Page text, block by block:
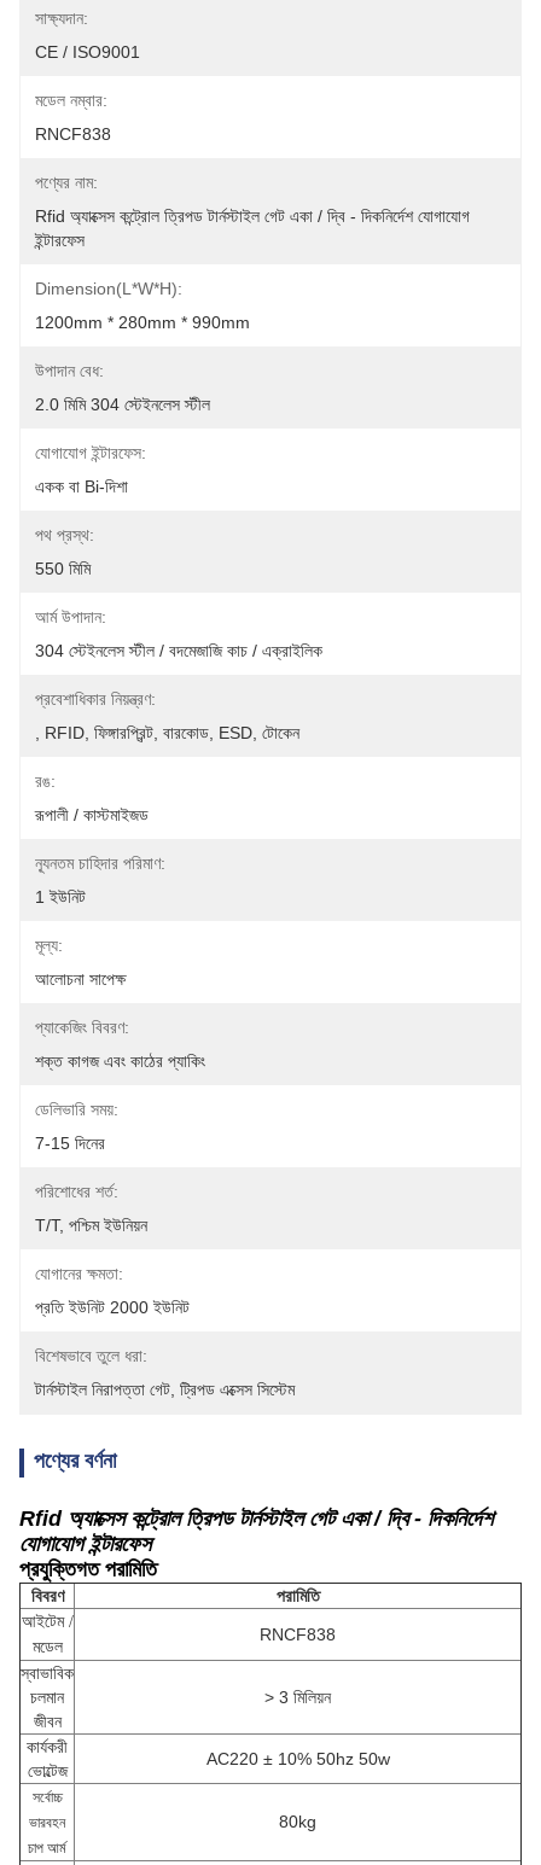
সাক্ষ্যদান:
CE / ISO9001
মডেল নম্বার:
RNCF838
পণ্যের নাম:
Rfid অ্যাক্সেস কন্ট্রোল ত্রিপড টার্নস্টাইল গেট একা / দ্বি - দিকনির্দেশ যোগাযোগ
ইন্টারফেস
Dimension(L*W*H):
1200mm * 280mm * 990mm
উপাদান বেধ:
2.0 মিমি 304 স্টেইনলেস স্টীল
যোগাযোগ ইন্টারফেস:
একক বা Bi-দিশা
পথ প্রস্থ:
550 মিমি
আর্ম উপাদান:
304 স্টেইনলেস স্টীল / বদমেজাজি কাচ / এক্রাইলিক
প্রবেশাধিকার নিয়ন্ত্রণ:
, RFID, ফিঙ্গারপ্রিন্ট, বারকোড, ESD, টোকেন
রঙ:
রূপালী / কাস্টমাইজড
ন্যূনতম চাহিদার পরিমাণ:
1 ইউনিট
মূল্য:
আলোচনা সাপেক্ষ
প্যাকেজিং বিবরণ:
শক্ত কাগজ এবং কাঠের প্যাকিং
ডেলিভারি সময়:
7-15 দিনের
পরিশোধের শর্ত:
T/T, পশ্চিম ইউনিয়ন
যোগানের ক্ষমতা:
প্রতি ইউনিট 2000 ইউনিট
বিশেষভাবে তুলে ধরা:
টার্নস্টাইল নিরাপত্তা গেট ট্রিপড এক্সেস সিস্টেম
পণ্যের বর্ণনা
Rfid অ্যাক্সেস কন্ট্রোল ত্রিপড টার্নস্টাইল গেট একা / দ্বি - দিকনির্দেশ
যোগাযোগ ইন্টারফেস
প্রযুক্তিগত পরামিতি
বিবরণ পরামিতি
আইটেম /
মডেল
RNCF838
স্বাভাবিক
চলমান
জীবন
> 3 মিলিয়ন
কার্যকরী
ভোল্টেজ
AC220 ± 10% 50hz 50w
সর্বোচ্চ
ভারবহন
চাপ আর্ম
80kg